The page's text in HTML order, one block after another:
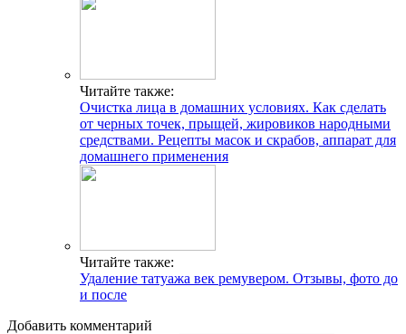
Читайте также:
Очистка лица в домашних условиях. Как сделать
от черных точек, прыщей, жировиков народными
средствами. Рецепты масок и скрабов, аппарат для
домашнего применения
Читайте также:
Удаление татуажа век ремувером. Отзывы, фото до
и после
Добавить комментарий